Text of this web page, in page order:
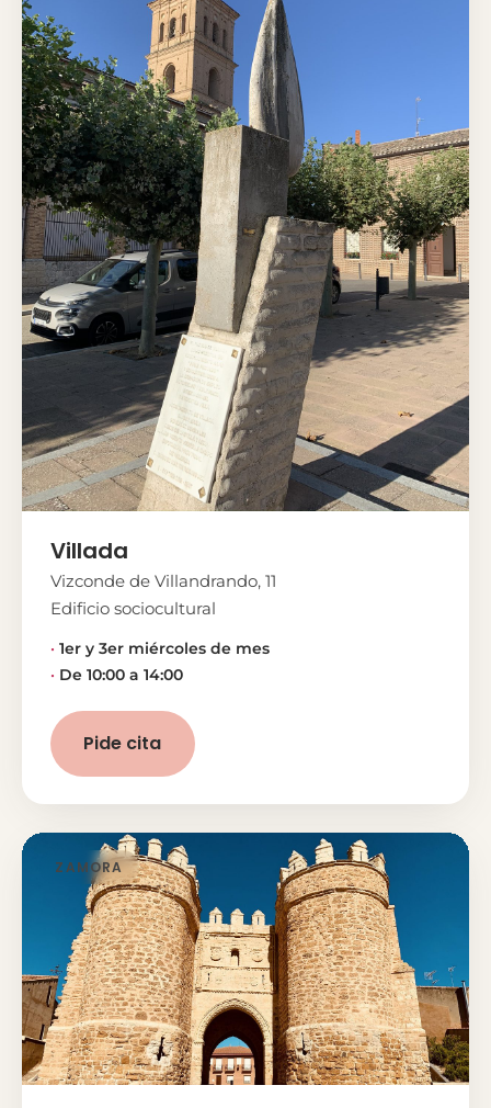
Villada
Vizconde de Villandrando, 11
Edificio sociocultural
1er y 3er miércoles de mes
De 10:00 a 14:00
Pide cita
ZAMORA